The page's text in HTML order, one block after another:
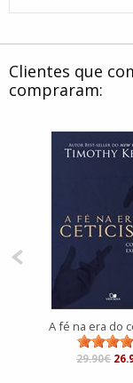
Clientes que
compraram:
A fé na era do
29.90€